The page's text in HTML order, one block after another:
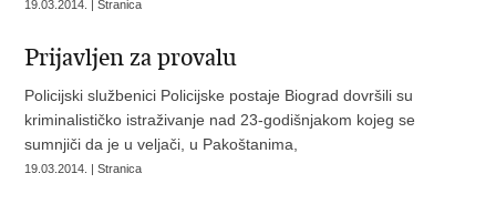
19.03.2014. | Stranica
Prijavljen za provalu
Policijski službenici Policijske postaje Biograd dovršili su
kriminalističko istraživanje nad 23-godišnjakom kojeg se
sumnjiči da je u veljači, u Pakoštanima,
19.03.2014. | Stranica